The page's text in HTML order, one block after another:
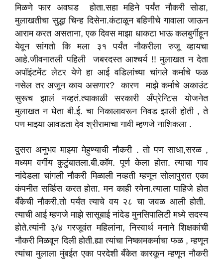
मिळणे फार अवघड होता.सहा महिने पर्यंत नौकरी सोडा,
मुलाखतीचा सुद्धा चिन्ह दिसेना.कंटाळून बहिणीचे गावाला जाऊन
आराम करत असताना, एक दिवस माझा धाकटा भाऊ कलबुर्गीहून
येवून सांगतो कि मला ३१ पर्यंत नौकरीला रुजू व्हायचा
आहे.जीवनातली पहिली जबरदस्त आश्चर्य !! मुलाखत न देता
अपॉइंटमेंट लेटर येणे हा आई वडिलांच्या चांगले कर्माचे फळ
नसेल तर अजून काय असणार? कारण माझे कर्माचे अकाउंट
सुरूच झालं नव्हतं.त्याकाळी सरकारी अँप्रेन्टिस योजनेत
मुलाखत न घेता बी.ई. चा निकालावरून निवड झाली होती , ते
पण माझ्या आवडता देव श्रीरामाचा गावी म्हणजे नाशिकला .
दुसरा अनुभव माझ्या मेहुण्याची नौकरी . तो पण साधा,सरळ ,
मध्यम वर्गीय कुटुंबातला.बी.कॉम. पूर्ण केला होता. त्याचा गाव
नांदेडला चांगली नौकरी मिळाली नव्हती म्हणून सोलापुरात एका
कंपनीत सर्व्हिस करत होता. मन काही रमेना.त्याला पाहिजे होत
बँकेची नौकरी.तो पर्यंत त्याचे वय २८ चा जवळ आली होती.
त्याची आई म्हणजे माझे सासूबाई नांदेड मुनसिपालिटी मध्ये सदस्य
होते.त्यांनी ३/४ गरजूवंत महिलांना, निस्वार्थ मनाने शिक्षकांची
नौकरी मिळवून दिली होती.ह्या त्यांचा निष्कामकर्माचा फळ , म्हणून
त्यांचा मुलाला मुंबईत एका परदेशी बँकेत कारकून म्हणून नौकरी